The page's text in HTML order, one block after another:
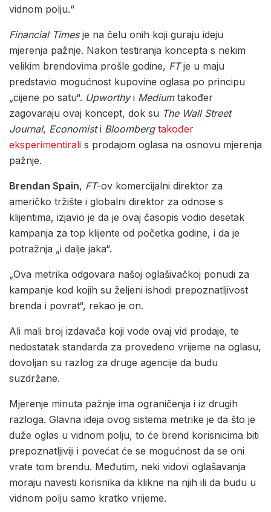
vidnom polju.“
Financial Timesje na čelu onih koji guraju ideju
mjerenja pažnje. Nakon testiranja koncepta s nekim
velikim brendovima prošle godine, FTje u maju
predstavio mogućnost kupovine oglasa po principu
„cijene po satu“. Upworthyi Mediumtakođer
zagovaraju ovaj koncept, dok su The Wall Street
Journal, Economisti Bloomberg također
eksperimentirali s prodajom oglasa na osnovu mjerenja
pažnje.
Brendan Spain, FT-ov komercijalni direktor za
američko tržište i globalni direktor za odnose s
klijentima, izjavio je da je ovaj časopis vodio desetak
kampanja za top klijente od početka godine, i da je
potražnja „i dalje jaka“.
„Ova metrika odgovara našoj oglašivačkoj ponudi za
kampanje kod kojih su željeni ishodi prepoznatljivost
brenda i povrat“, rekao je on.
Ali mali broj izdavača koji vode ovaj vid prodaje, te
nedostatak standarda za provedeno vrijeme na oglasu,
dovoljan su razlog za druge agencije da budu
suzdržane.
Mjerenje minuta pažnje ima ograničenja i iz drugih
razloga. Glavna ideja ovog sistema metrike je da što je
duže oglas u vidnom polju, to će brend korisnicima biti
prepoznatljiviji i povećat će se mogućnost da se oni
vrate tom brendu. Međutim, neki vidovi oglašavanja
moraju navesti korisnika da klikne na njih ili da budu u
vidnom polju samo kratko vrijeme.